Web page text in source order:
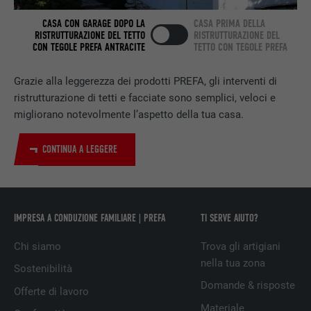
Grazie alla leggerezza dei prodotti PREFA, gli interventi di
ristrutturazione di tetti e facciate sono semplici, veloci e
migliorano notevolmente l’aspetto della tua casa.
CONTINUA A LEGGERE
CASA CON GARAGE DOPO LA
RISTRUTTURAZIONE DEL TETTO
CON TEGOLE PREFA ANTRACITE
CASA PRIMA DELLA
RISTRUTTURAZIONE DEL
TETTO CON TEGOLE PREFA
IMPRESA A CONDUZIONE FAMILIARE | PREFA
Chi siamo
Sostenibilità
Offerte di lavoro
TI SERVE AIUTO?
Trova gli artigiani
nella tua zona
Domande & risposte
Materiale
NOME bscookie
DECORSO 2 anni
SCOPO
Utilizzato dal servizio di social network
LinkedIn per il tracking dell’utilizzo di
prestazioni di servizio integrate.
NOME UserMatchHistory
PROVIDER
DECORSO
Utilizzato per il tracking degli utenti su